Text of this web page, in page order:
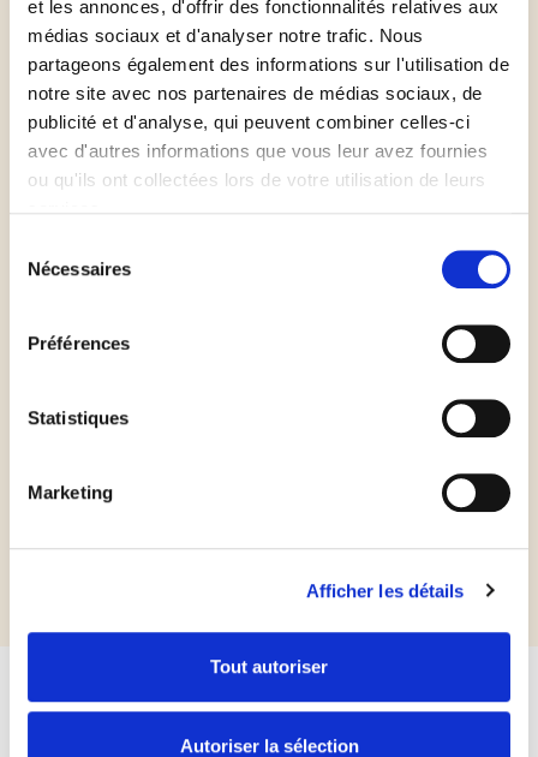
et les annonces, d'offrir des fonctionnalités relatives aux
médias sociaux et d'analyser notre trafic. Nous
partageons également des informations sur l'utilisation de
notre site avec nos partenaires de médias sociaux, de
publicité et d'analyse, qui peuvent combiner celles-ci
avec d'autres informations que vous leur avez fournies
ou qu'ils ont collectées lors de votre utilisation de leurs
Nécessaires
Préférences
Statistiques
Marketing
Afficher les détails
Tout autoriser
Autoriser la sélection
de moitié, puis badigeonnez la surface de la focaccia
avec l'huile d'olive. Parsemez de brindilles de
romarin et des morceaux d’oignon rouge
légèrement dorés.
Faites cuire à 220 degrés durant 25 minutes. Salez
Laissez reposer la focaccia 15 minutes avant cuisson pour